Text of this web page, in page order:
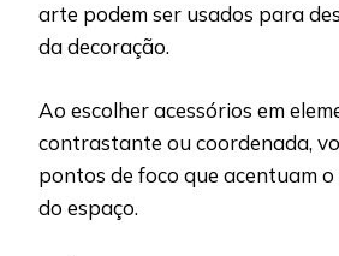
arte podem ser usados para
da decoração.
Ao escolher acessórios em
contrastante ou coordenada,
pontos de foco que acentuam
do espaço.